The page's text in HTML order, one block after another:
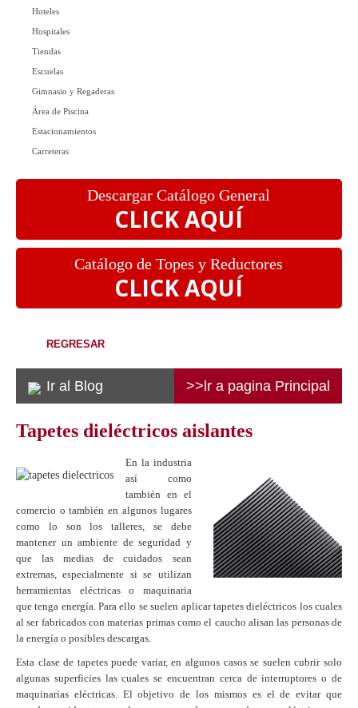
Hoteles
Hospitales
Tiendas
Escuelas
Gimnasio y Regaderas
Área de Piscina
Estacionamientos
Carreteras
Descargar Catálogo General
CLICK AQUÍ
Catálogo de Topes y Reductores
CLICK AQUÍ
REGRESAR
Ir al Blog >>lr a pagina Principal
Tapetes dieléctricos aislantes
En la industria
así como
también en el
comercio o también en algunos lugares
como lo son los talleres, se debe
mantener un ambiente de seguridad y
que las medias de cuidados sean
extremas, especialmente si se utilizan
herramientas eléctricas o maquinaria
que tenga energía. Para ello se suelen aplicar tapetes dieléctricos los cuales
al ser fabricados con materias primas como el caucho alisan las personas de
la energía o posibles descargas.
Esta clase de tapetes puede variar, en algunos casos se suelen cubrir solo
algunas superficies las cuales se encuentran cerca de interruptores o de
maquinarias eléctricas. El objetivo de los mismos es el de evitar que